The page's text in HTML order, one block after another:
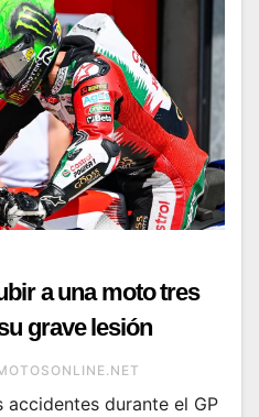
a una moto tres
grave lesión
durante el GP